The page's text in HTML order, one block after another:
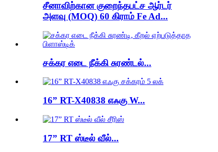
சீனாவிற்கான குறைந்தபட்ச ஆர்டர்
அளவு (MOQ) 60 கிராம் Fe Ad...
சக்கர எடை நீக்கி சுரண்டல்...
16” RT-X40838 எஃகு W...
17” RT ஸ்டீல் வீல்...